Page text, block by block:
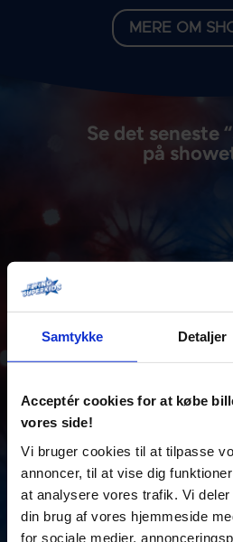
Samtykke Detaljer
Acceptér cookies for at købe
vores side!
Vi bruger cookies til at tilpasse
annoncer, til at vise dig
at analysere vores trafik. Vi
din brug af vores hjemmeside
for sociale medier,
MERE OM
Se det seneste
på
Hov! noget gik galt...
Statistikker, marketing
video